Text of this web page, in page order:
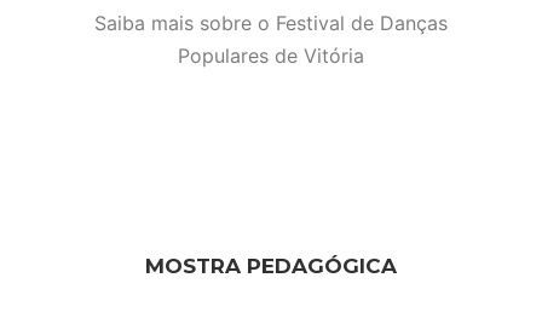
Saiba mais sobre o Festival de Danças
Populares de Vitória
MOSTRA PEDAGÓGICA